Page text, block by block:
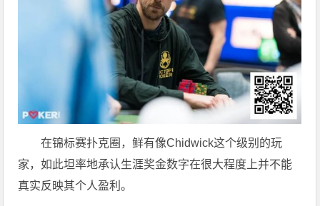
在锦标赛扑克圈，鲜有像Chidwick这个级别的玩
家，如此坦率地承认生涯奖金数字在很大程度上并不能
真实反映其个人盈利。